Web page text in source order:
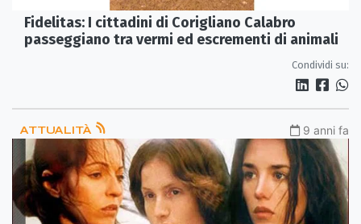
Fidelitas: I cittadini di Corigliano Calabro
passeggiano tra vermi ed escrementi di animali
Condividi su:
ATTUALITÀ 9 anni fa